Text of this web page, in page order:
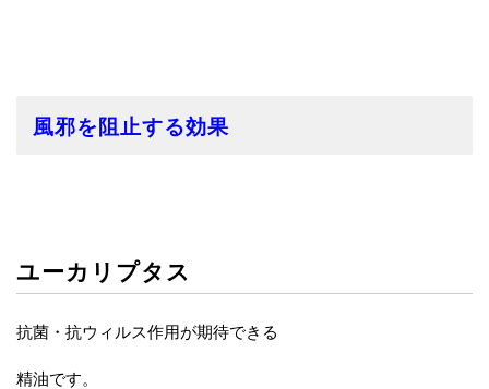
風邪を阻止する効果
ユーカリプタス
抗菌・抗ウィルス作用が期待できる
精油です。